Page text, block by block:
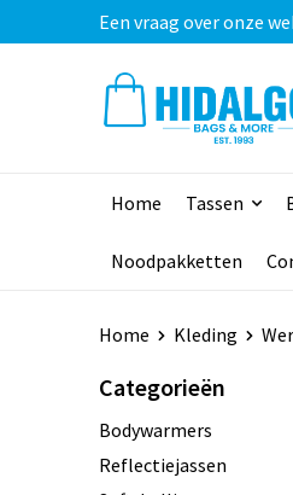
Een vraag over onze
Home Tassen
Noodpakketten
Home Kleding
Categorieën
Bodywarmers
Reflectiejassen